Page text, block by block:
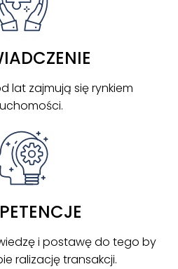
lat zajmują się rynkiem
i postawę do tego by
ralizację transakcji.